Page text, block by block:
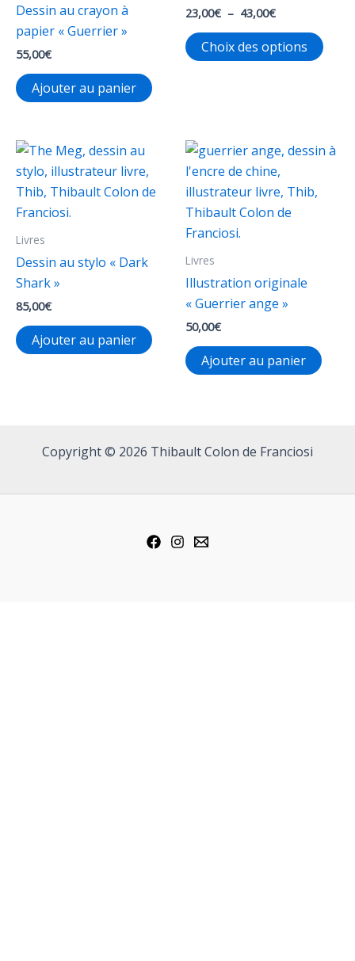
Dessin au crayon à
papier « Guerrier »
55,00€
Ajouter au panier
23,00€ – 43,00€Plage
prix :
23,00€
Choix des options
Livres
Dessin au stylo « Dark
Shark »
85,00€
Ajouter au panier
Livres
Illustration originale
« Guerrier ange »
50,00€
Ajouter au panier
Copyright © 2026 Thibault Colon de Franciosi